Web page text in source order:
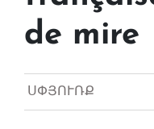
de mire
ՍՓՅՈՒՌՔ